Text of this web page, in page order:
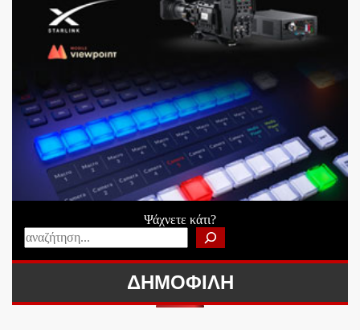
Ψάχνετε κάτι?
ΔΗΜΟΦΙΛΗ